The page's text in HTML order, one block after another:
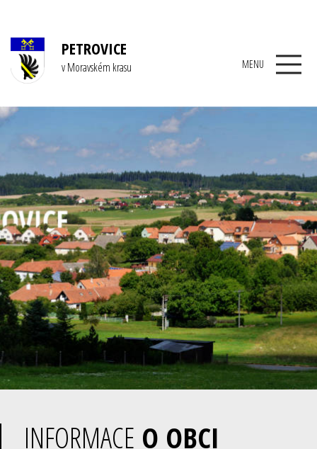
PETROVICE
v Moravském krasu MENU
INFORMACE O OBCI